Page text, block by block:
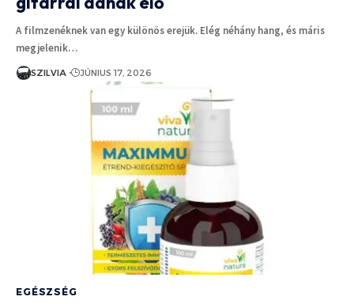
A filmzenéknek van egy különös erejük. Elég néhány hang, és máris
megjelenik…
SZILVIA JÚNIUS 17, 2026
EGÉSZSÉG